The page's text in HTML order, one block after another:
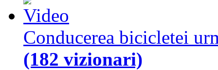
Conducerea bicicletei
(182 vizionari)